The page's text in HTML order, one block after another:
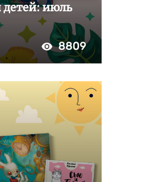
июль
8809